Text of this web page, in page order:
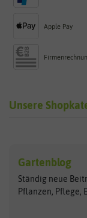
Apple Pay
Unsere
Exotische Samen
Gemüsesamen
Gründünger
Arche Noah
ASB
Gartenblog
Ständig neue
Pflanzen, Pflege,